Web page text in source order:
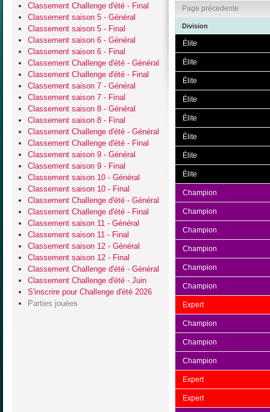
Classement Challenge d'été - Final
Classement saison 5 - Général
Classement saison 5 - Final
Classement saison 6 - Général
Classement saison 6 - Final
Classement Challenge d'été - Général
Classement Challenge d'été - Final
Classement saison 7 - Général
Classement saison 7 - Final
Classement saison 8 - Général
Classement saison 8 - Final
Classement Challenge d'été - Général
Classement Challenge d'été - Final
Classement saison 9 - Général
Classement saison 9 - Final
Classement saison 10 - Général
Classement saison 10 - Final
Classement Challenge d'été - Général
Classement Challenge d'été - Final
Classement saison 11 - Général
Classement saison 11 - Final
Classement saison 12 - Général
Classement saison 12 - Final
Classement Challenge d'été - Général
Classement Challenge d'été - Juin
S'inscrire pour Challenge d'été 2026
Parties jouées
Page précedente
Division
Élite
Élite
Élite
Élite
Élite
Élite
Élite
Élite
Champion
Champion
Champion
Champion
Champion
Champion
Expert
Champion
Champion
Champion
Expert
Expert